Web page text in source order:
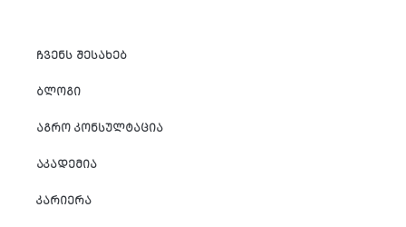
ᲩᲕᲔᲜᲡ ᲨᲔᲡᲐᲮᲔᲑ
ᲑᲚᲝᲒᲘ
ᲐᲒᲠᲝ ᲙᲝᲜᲡᲣᲚᲢᲐᲪᲘᲐ
ᲐᲙᲐᲓᲔᲛᲘᲐ
ᲙᲐᲠᲘᲔᲠᲐ